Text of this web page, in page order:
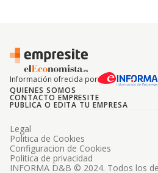
Información ofrecida por
QUIENES SOMOS
CONTACTO EMPRESITE
PUBLICA O EDITA TU EMPRESA
INFORMA D&B © 2024. Todos los
Legal
Politica de Cookies
Configuracion de Cookies
Politica de privacidad